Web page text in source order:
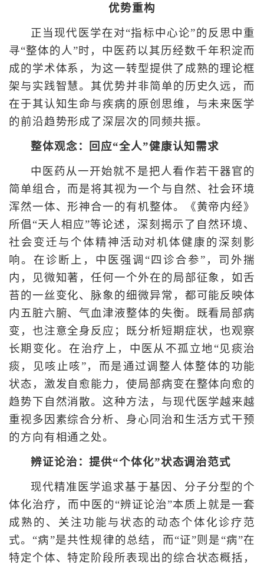
优势重构
正当现代医学在对“指标中心论”的反思中重
寻“整体的人”时，中医药以其历经数千年积淀而
成的学术体系，为这一转型提供了成熟的理论框
架与实践智慧。其优势并非简单的历史久远，而
在于其认知生命与疾病的原创思维，与未来医学
的前沿趋势形成了深层次的同频共振。
整体观念：回应“全人”健康认知需求
中医药从一开始就不是把人看作若干器官的
简单组合，而是将其视为一个与自然、社会环境
浑然一体、形神合一的有机整体。《黄帝内经》
所倡“天人相应”等论述，深刻揭示了自然环境、
社会变迁与个体精神活动对机体健康的深刻影
响。在诊断上，中医强调“四诊合参”，司外揣
内，见微知著，任何一个外在的局部征象，如舌
苔的一丝变化、脉象的细微异常，都可能反映体
内五脏六腑、气血津液整体的失衡。既看局部病
变，也注意全身反应；既分析短期症状，也观察
长期变化。在治疗上，中医从不孤立地“见痰治
痰，见咳止咳”，而是通过调整人体整体的功能
状态，激发自愈能力，使局部病变在整体向愈的
趋势下自然消散。这种方法，与现代医学越来越
重视多因素综合分析、身心同治和生活方式干预
的方向有相通之处。
辨证论治：提供“个体化”状态调治范式
现代精准医学追求基于基因、分子分型的个
体化治疗，而中医的“辨证论治”本质上就是一套
成熟的、关注功能与状态的动态个体化诊疗范
式。“病”是共性规律的总结，而“证”则是“病”在
特定个体、特定阶段所表现出的综合状态概括，